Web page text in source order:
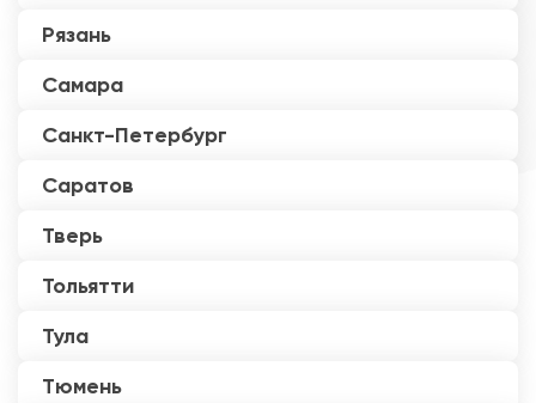
Рязань
Самара
Санкт-Петербург
Саратов
Тверь
Тольятти
Тула
Тюмень